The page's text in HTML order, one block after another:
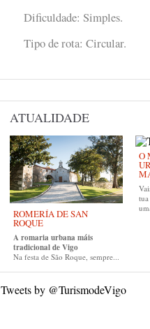
Dificuldade: Simples.
Tipo de rota: Circular.
ATUALIDADE
ROMERÍA DE SAN
ROQUE
A romaria urbana máis
tradicional de Vigo
Na festa de São Roque, sempre...
O
Tweets by @TurismodeVigo